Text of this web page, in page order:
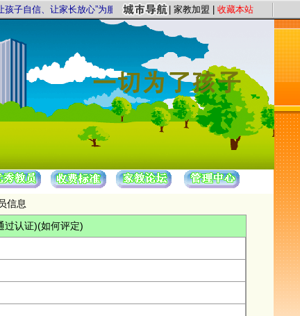
子自信、让家长放心”为服务宗旨，以“证件认证、星级评定”保证教员
家教加盟 收藏本站
信息
过认证)(如何评定)